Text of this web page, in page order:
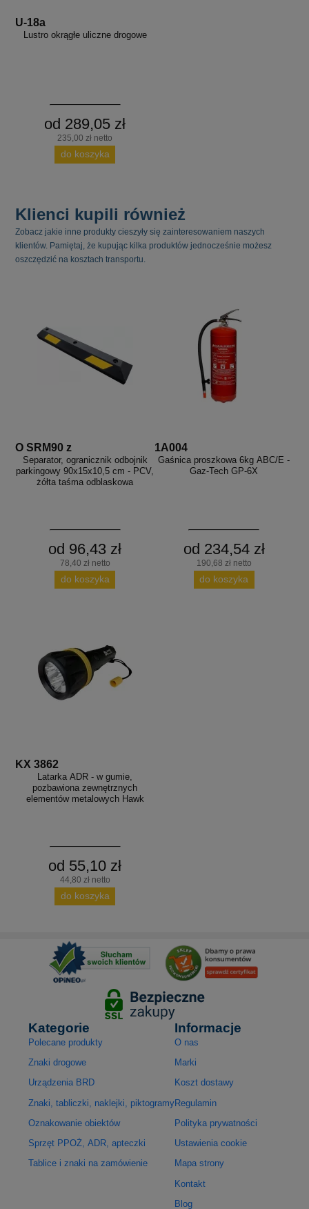
U-18a
Lustro okrągłe uliczne drogowe
od 289,05 zł
235,00 zł netto
do koszyka
Klienci kupili również
Zobacz jakie inne produkty cieszyły się zainteresowaniem naszych
klientów. Pamiętaj, że kupując kilka produktów jednocześnie możesz
oszczędzić na kosztach transportu.
O SRM90 z
Separator, ogranicznik odbojnik
parkingowy 90x15x10,5 cm - PCV,
żółta taśma odblaskowa
od 96,43 zł
78,40 zł netto
do koszyka
1A004
Gaśnica proszkowa 6kg ABC/E -
Gaz-Tech GP-6X
od 234,54 zł
190,68 zł netto
do koszyka
KX 3862
Latarka ADR - w gumie,
pozbawiona zewnętrznych
elementów metalowych Hawk
od 55,10 zł
44,80 zł netto
do koszyka
Kategorie
Polecane produkty
Znaki drogowe
Urządzenia BRD
Znaki, tabliczki, naklejki, piktogramy
Oznakowanie obiektów
Sprzęt PPOŻ, ADR, apteczki
Tablice i znaki na zamówienie
Informacje
O nas
Marki
Koszt dostawy
Regulamin
Polityka prywatności
Ustawienia cookie
Mapa strony
Kontakt
Blog